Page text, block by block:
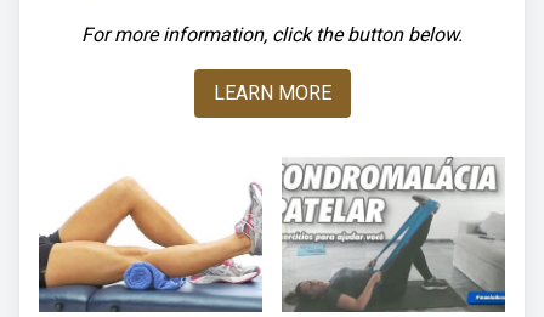
For more information, click the button below.
LEARN MORE